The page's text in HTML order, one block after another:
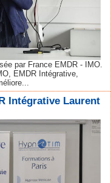
par France EMDR - IMO.
EMDR Intégrative,
Intégrative Laurent